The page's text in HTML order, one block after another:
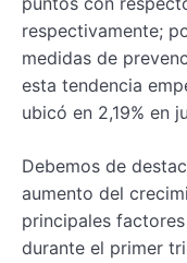
respectivamente;
medidas de
esta tendencia
ubicó en 2,19% en
Debemos de
aumento del
principales
durante el primer